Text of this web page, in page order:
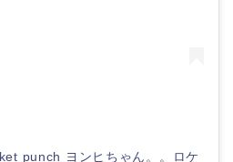
punch ヨンヒちゃん。。ロケ